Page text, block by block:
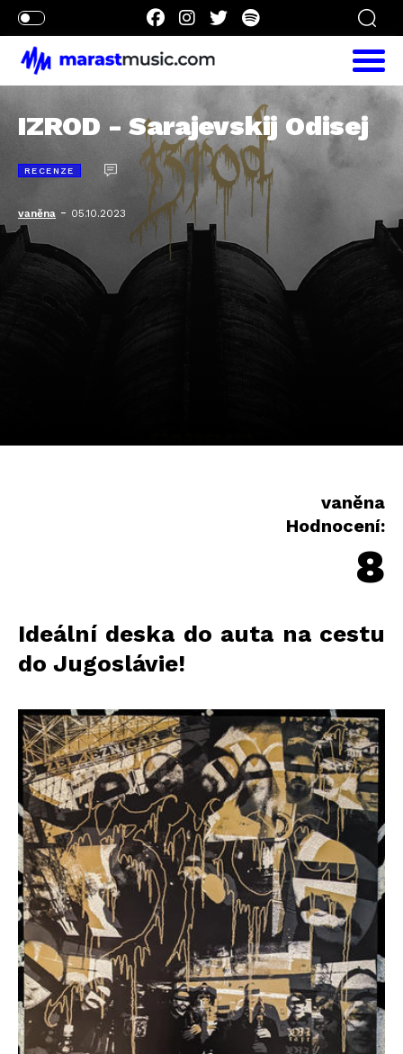
IZROD - Sarajevskij Odisej
RECENZE
vaněna - 05.10.2023
vaněna
Hodnocení:
8
Ideální deska do auta na cestu
do Jugoslávie!